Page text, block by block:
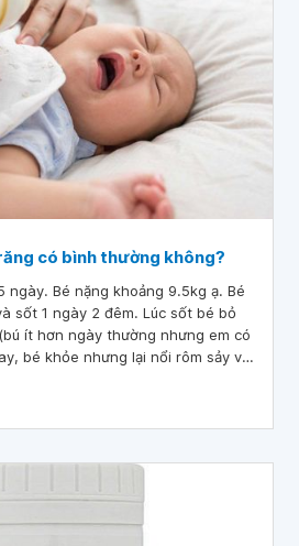
có bình thường không?
ngày. Bé nặng khoảng 9.5kg ạ. Bé
sốt 1 ngày 2 đêm. Lúc sốt bé bỏ
ít hơn ngày thường nhưng em có
bé khỏe nhưng lại nổi rôm sảy và
cữ sữa mỗi cữ 240ml, trẻ bỏ bú